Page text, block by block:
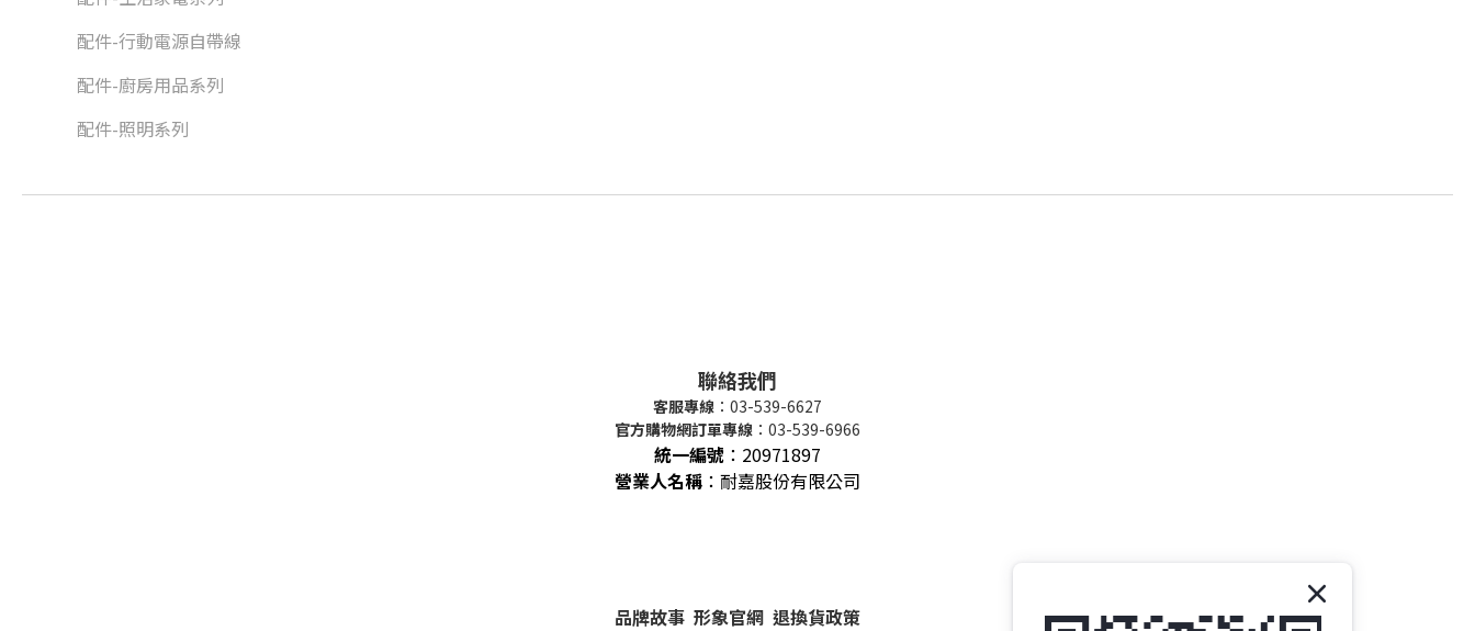
配件-行動電源自帶線
配件-廚房用品系列
配件-照明系列
聯絡我們
客服專線 ：03-539-6627
官方購物網訂單專線 ：03-539-6966
統一編號 ： 20971897
營業人名稱 ：耐嘉股份有限公司
品牌故事 形象官網 退換貨政策